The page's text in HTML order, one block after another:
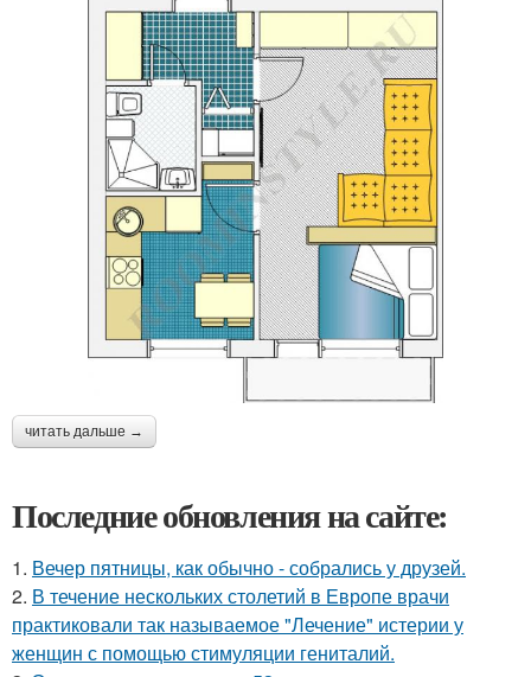
читать дальше →
Последние обновления на сайте:
1. Вечер пятницы, как обычно - собрались у друзей.
2. В течение нескольких столетий в Европе врачи
практиковали так называемое "Лечение" истерии у
женщин с помощью стимуляции гениталий.